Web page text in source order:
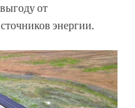
от
энергии.